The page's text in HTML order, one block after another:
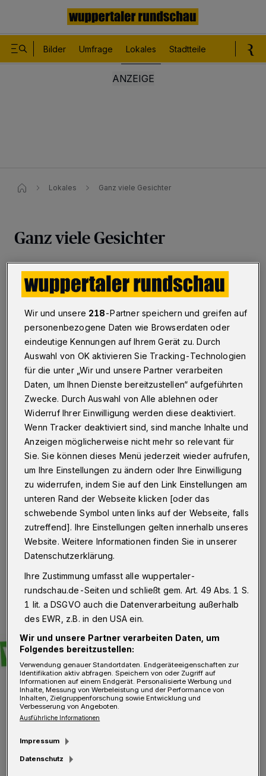
Bilder Umfrage Lokales Stadtteile
Lokales Ganz viele Gesichter
Ganz viele Gesichter
Toleranz - mit einem Plakat, das jetzt in
Schwebebahn-Haltestellen und vielen
15.12.2014 , 20:46 Uhr Eine Minute Lesezeit
Wir und unsere 218-Partner speichern und greifen auf
personenbezogene Daten wie Browserdaten oder
eindeutige Kennungen auf Ihrem Gerät zu. Durch
Auswahl von OK aktivieren Sie Tracking-Technologien
für die unter „Wir und unsere Partner verarbeiten
Daten, um Ihnen Dienste bereitzustellen“ aufgeführten
Zwecke. Durch Auswahl von Alle ablehnen oder
Widerruf Ihrer Einwilligung werden diese deaktiviert.
Wenn Tracker deaktiviert sind, sind manche Inhalte und
Anzeigen möglicherweise nicht mehr so relevant für
Sie. Sie können dieses Menü jederzeit wieder aufrufen,
um Ihre Einstellungen zu ändern oder Ihre Einwilligung
zu widerrufen, indem Sie auf den Link Einstellungen am
unteren Rand der Webseite klicken [oder das
schwebende Symbol unten links auf der Webseite, falls
zutreffend]. Ihre Einstellungen gelten innerhalb unseres
Website. Weitere Informationen finden Sie in unserer
Datenschutzerklärung.
Ihre Zustimmung umfasst alle wuppertaler-
rundschau.de-Seiten und schließt gem. Art. 49 Abs. 1 S.
1 lit. a DSGVO auch die Datenverarbeitung außerhalb
des EWR, z.B. in den USA ein.
Wir und unsere Partner verarbeiten Daten, um
Folgendes bereitzustellen:
Verwendung genauer Standortdaten. Endgeräteeigenschaften zur
Identifikation aktiv abfragen. Speichern von oder Zugriff auf
Informationen auf einem Endgerät. Personalisierte Werbung und
Inhalte, Messung von Werbeleistung und der Performance von
Inhalten, Zielgruppenforschung sowie Entwicklung und
Verbesserung von Angeboten.
Ausführliche Informationen
Impressum
Datenschutz